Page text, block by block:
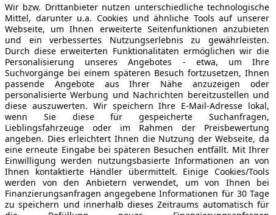
Wir bzw. Drittanbieter nutzen unterschiedliche technologische
Mittel, darunter u.a. Cookies und ähnliche Tools auf unserer
Webseite, um Ihnen erweiterte Seitenfunktionen anzubieten
und ein verbessertes Nutzungserlebnis zu gewährleisten.
Durch diese erweiterten Funktionalitäten ermöglichen wir die
Personalisierung unseres Angebotes - etwa, um Ihre
Suchvorgänge bei einem späteren Besuch fortzusetzen, Ihnen
passende Angebote aus Ihrer Nähe anzuzeigen oder
personalisierte Werbung und Nachrichten bereitzustellen und
diese auszuwerten. Wir speichern Ihre E-Mail-Adresse lokal,
wenn Sie diese für gespeicherte Suchanfragen,
Lieblingsfahrzeuge oder im Rahmen der Preisbewertung
angeben. Dies erleichtert Ihnen die Nutzung der Webseite, da
eine erneute Eingabe bei späteren Besuchen entfällt. Mit Ihrer
Einwilligung werden nutzungsbasierte Informationen an von
Ihnen kontaktierte Händler übermittelt. Einige Cookies/Tools
werden von den Anbietern verwendet, um von Ihnen bei
Finanzierungsanfragen angegebene Informationen für 30 Tage
zu speichern und innerhalb dieses Zeitraums automatisch für